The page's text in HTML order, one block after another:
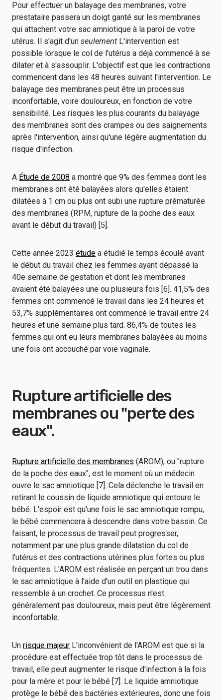
Pour effectuer un balayage des membranes, votre
prestataire passera un doigt ganté sur les membranes
qui attachent votre sac amniotique à la paroi de votre
utérus. Il s'agit d'un seulement L'intervention est
possible lorsque le col de l'utérus a déjà commencé à se
dilater et à s'assouplir. L'objectif est que les contractions
commencent dans les 48 heures suivant l'intervention. Le
balayage des membranes peut être un processus
inconfortable, voire douloureux, en fonction de votre
sensibilité. Les risques les plus courants du balayage
des membranes sont des crampes ou des saignements
après l'intervention, ainsi qu'une légère augmentation du
risque d'infection.
A Étude de 2008 a montré que 9% des femmes dont les
membranes ont été balayées alors qu'elles étaient
dilatées à 1 cm ou plus ont subi une rupture prématurée
des membranes (RPM, rupture de la poche des eaux
avant le début du travail) [5].
Cette année 2023 étude a étudié le temps écoulé avant
le début du travail chez les femmes ayant dépassé la
40e semaine de gestation et dont les membranes
avaient été balayées une ou plusieurs fois [6]. 41,5% des
femmes ont commencé le travail dans les 24 heures et
53,7% supplémentaires ont commencé le travail entre 24
heures et une semaine plus tard. 86,4% de toutes les
femmes qui ont eu leurs membranes balayées au moins
une fois ont accouché par voie vaginale.
Rupture artificielle des
membranes ou "perte des
eaux".
Rupture artificielle des membranes (AROM), ou "rupture
de la poche des eaux", est le moment où un médecin
ouvre le sac amniotique [7]. Cela déclenche le travail en
retirant le coussin de liquide amniotique qui entoure le
bébé. L'espoir est qu'une fois le sac amniotique rompu,
le bébé commencera à descendre dans votre bassin. Ce
faisant, le processus de travail peut progresser,
notamment par une plus grande dilatation du col de
l'utérus et des contractions utérines plus fortes ou plus
fréquentes. L'AROM est réalisée en perçant un trou dans
le sac amniotique à l'aide d'un outil en plastique qui
ressemble à un crochet. Ce processus n'est
généralement pas douloureux, mais peut être légèrement
inconfortable.
Un risque majeur L'inconvénient de l'AROM est que si la
procédure est effectuée trop tôt dans le processus de
travail, elle peut augmenter le risque d'infection à la fois
pour la mère et pour le bébé [7]. Le liquide amniotique
protège le bébé des bactéries extérieures, donc une fois